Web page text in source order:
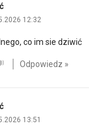
12:32
co im sie dziwić
Odpowiedz »
13:51